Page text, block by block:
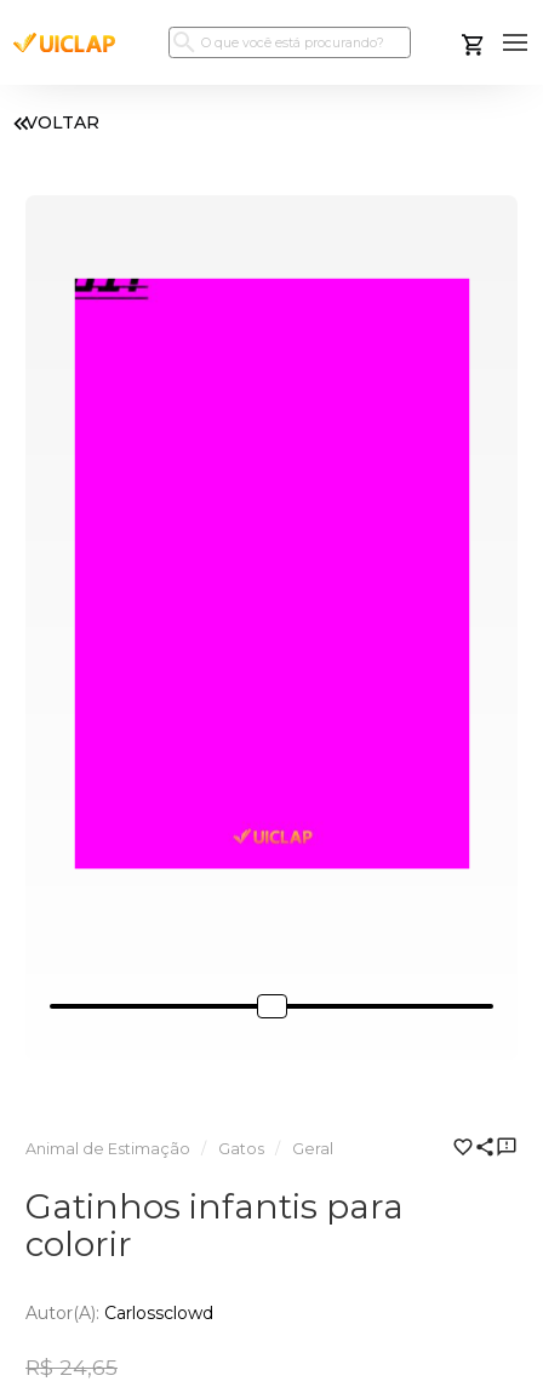
VOLTAR
Animal de Estimação Gatos Geral
Gatinhos infantis para
colorir
Autor(a): Carlossclowd
R$ 24,65